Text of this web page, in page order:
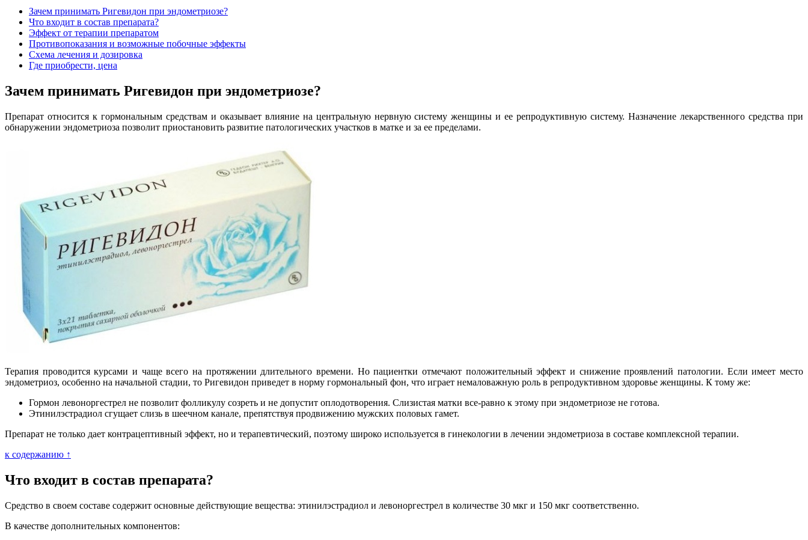
Зачем принимать Ригевидон при эндометриозе?
Что входит в состав препарата?
Эффект от терапии препаратом
Противопоказания и возможные побочные эффекты
Схема лечения и дозировка
Где приобрести, цена
Зачем принимать Ригевидон при эндометриозе?
Препарат относится к гормональным средствам и оказывает влияние на центральную нервную систему женщины и ее репродуктивную систему. Назначение лекарственного средства при
обнаружении эндометриоза позволит приостановить развитие патологических участков в матке и за ее пределами.
Терапия проводится курсами и чаще всего на протяжении длительного времени. Но пациентки отмечают положительный эффект и снижение проявлений патологии. Если имеет место
эндометриоз, особенно на начальной стадии, то Ригевидон приведет в норму гормональный фон, что играет немаловажную роль в репродуктивном здоровье женщины. К тому же:
Гормон левоноргестрел не позволит фолликулу созреть и не допустит оплодотворения. Слизистая матки все-равно к этому при эндометриозе не готова.
Этинилэстрадиол сгущает слизь в шеечном канале, препятствуя продвижению мужских половых гамет.
Препарат не только дает контрацептивный эффект, но и терапевтический, поэтому широко используется в гинекологии в лечении эндометриоза в составе комплексной терапии.
к содержанию ↑
Что входит в состав препарата?
Средство в своем составе содержит основные действующие вещества: этинилэстрадиол и левоноргестрел в количестве 30 мкг и 150 мкг соответственно.
В качестве дополнительных компонентов: